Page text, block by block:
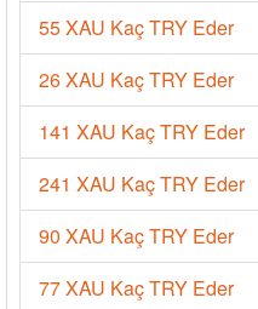
55 XAU Kaç TRY Eder
26 XAU Kaç TRY Eder
141 XAU Kaç TRY Eder
241 XAU Kaç TRY Eder
90 XAU Kaç TRY Eder
77 XAU Kaç TRY Eder